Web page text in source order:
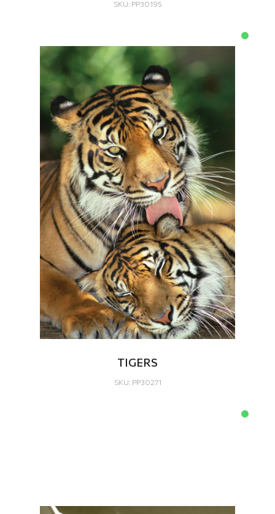
SKU: PP30195
TIGERS
SKU: PP30271